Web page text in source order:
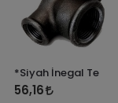
*Siyah İnegal Te
56,16